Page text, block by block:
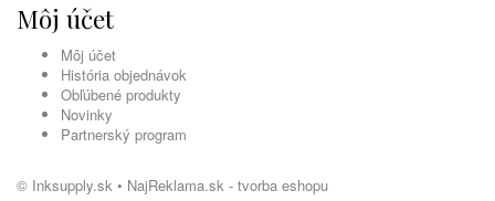
Môj účet
Môj účet
História objednávok
Obľúbené produkty
Novinky
Partnerský program
© Inksupply.sk • NajReklama.sk - tvorba eshopu